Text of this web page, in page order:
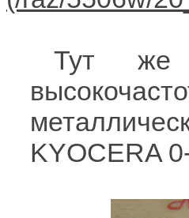
Тут же
KYOCERA